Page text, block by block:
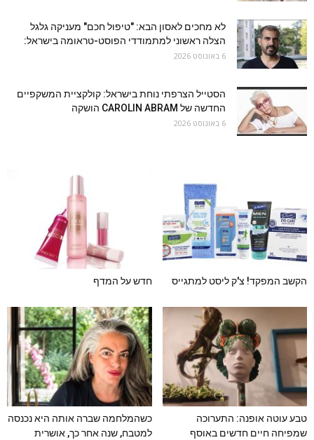
לא מחכים לאסון הבא: "טיפול חכם" מעניקה גלגל
הצלה ראשוני למתמודדי הפוסט-טראומה בישראל:
6 באוגוסט 2026
הסטייל הצרפתי נוחת בישראל: קולקציית המשקפיים
החדשה של CAROLIN ABRAM הושקה
6 באוגוסט 2026
הקשב המפקד! צ'ק ליסט למתגייס חדש על המדף
טבע עוטה אופנה: התערוכה
שמפיחה חיים חדשים באוסף
כשהמלחמה שברה אותה היא נכנסה
למטבח, שנה אחר כך, אושרית